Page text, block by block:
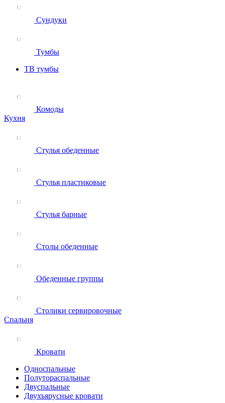
Сундуки
Тумбы
ТВ тумбы
Комоды
Кухня
Стулья обеденные
Стулья пластиковые
Стулья барные
Столы обеденные
Обеденные группы
Столики сервировочные
Спальня
Кровати
Односпальные
Полутораспальные
Двуспальные
Двухъярусные кровати